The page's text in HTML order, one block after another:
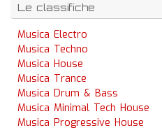
Le classifiche
Musica Electro
Musica Techno
Musica House
Musica Trance
Musica Drum & Bass
Musica Minimal Tech House
Musica Progressive House